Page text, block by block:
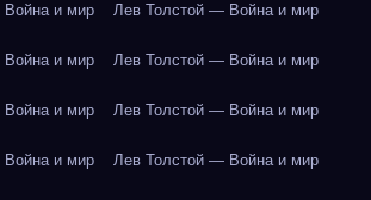
и мир Лев Толстой — Война и мир
и мир Лев Толстой — Война и мир
и мир Лев Толстой — Война и мир
и мир Лев Толстой — Война и мир